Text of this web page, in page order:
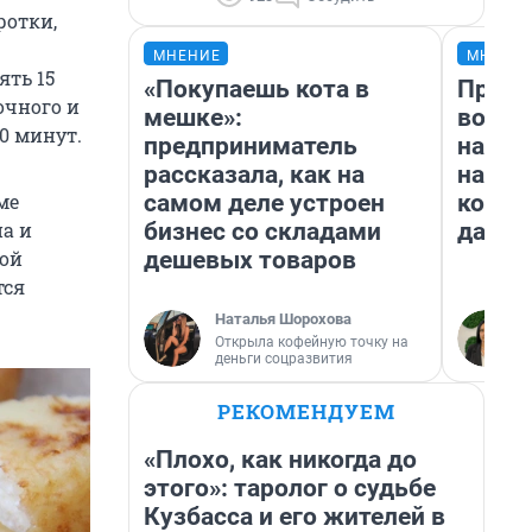
15
и
минут.
и
МНЕНИЕ
«Покупаешь кота в
мешке»:
предприниматель
рассказала, как на
самом деле устроен
бизнес со складами
дешевых товаров
Наталья Шорохова
Открыла кофейную точку на
деньги соцразвития
нам
даже
РЕКОМЕНДУЕМ
«Плохо, как никогда до
этого»: таролог о судьбе
Кузбасса и его жителей в